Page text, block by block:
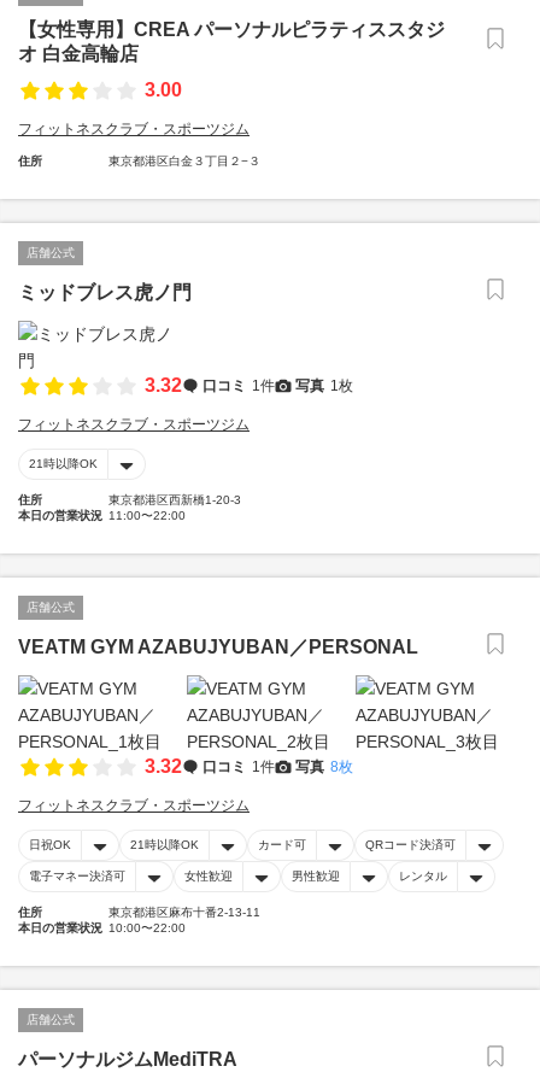
【女性専用】CREA パーソナルピラティススタジ
オ 白金高輪店
3.00
フィットネスクラブ・スポーツジム
住所 東京都港区白金３丁目２−３
店舗公式
ミッドブレス虎ノ門
3.32 口コミ 1件 写真 1枚
フィットネスクラブ・スポーツジム
21時以降OK
住所
東京都港区西新橋1-20-3
本日の営業状況 11:00〜22:00
店舗公式
VEATM GYM AZABUJYUBAN／PERSONAL
3.32 口コミ 1件 写真 8枚
フィットネスクラブ・スポーツジム
日祝OK 21時以降OK カード可 QRコード決済可
電子マネー決済可 女性歓迎 男性歓迎 レンタル
住所
東京都港区麻布十番2-13-11
本日の営業状況 10:00〜22:00
店舗公式
パーソナルジムMediTRA